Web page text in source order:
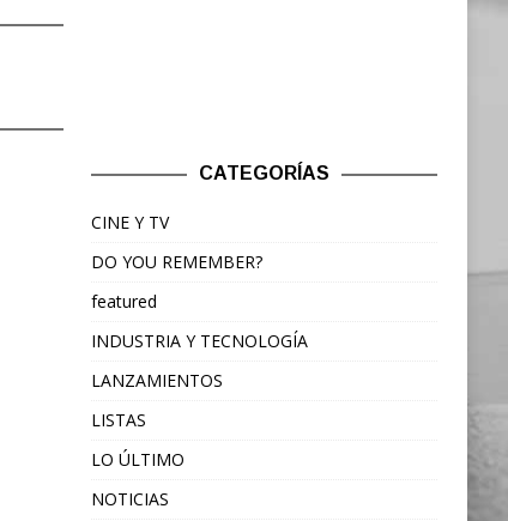
CATEGORÍAS
CINE Y TV
DO YOU REMEMBER?
featured
INDUSTRIA Y TECNOLOGÍA
LANZAMIENTOS
LISTAS
LO ÚLTIMO
NOTICIAS